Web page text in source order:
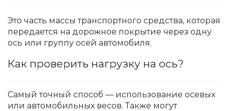
Это часть массы транспортного средства, которая
передается на дорожное покрытие через одну
ось или группу осей автомобиля.
Как проверить нагрузку на ось?
Самый точный способ — использование осевых
или автомобильных весов. Также могут